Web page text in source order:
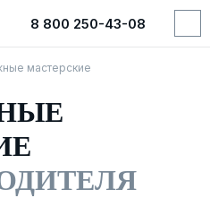
8 800 250-43-08
8 800 250-43-08
мастерские